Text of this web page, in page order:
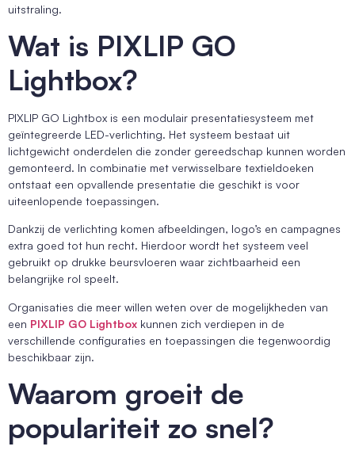
uitstraling.
Wat is PIXLIP GO
Lightbox?
PIXLIP GO Lightbox is een modulair presentatiesysteem met
geïntegreerde LED-verlichting. Het systeem bestaat uit
lichtgewicht onderdelen die zonder gereedschap kunnen worden
gemonteerd. In combinatie met verwisselbare textieldoeken
ontstaat een opvallende presentatie die geschikt is voor
uiteenlopende toepassingen.
Dankzij de verlichting komen afbeeldingen, logo’s en campagnes
extra goed tot hun recht. Hierdoor wordt het systeem veel
gebruikt op drukke beursvloeren waar zichtbaarheid een
belangrijke rol speelt.
Organisaties die meer willen weten over de mogelijkheden van
een PIXLIP GO Lightbox kunnen zich verdiepen in de
verschillende configuraties en toepassingen die tegenwoordig
beschikbaar zijn.
Waarom groeit de
populariteit zo snel?